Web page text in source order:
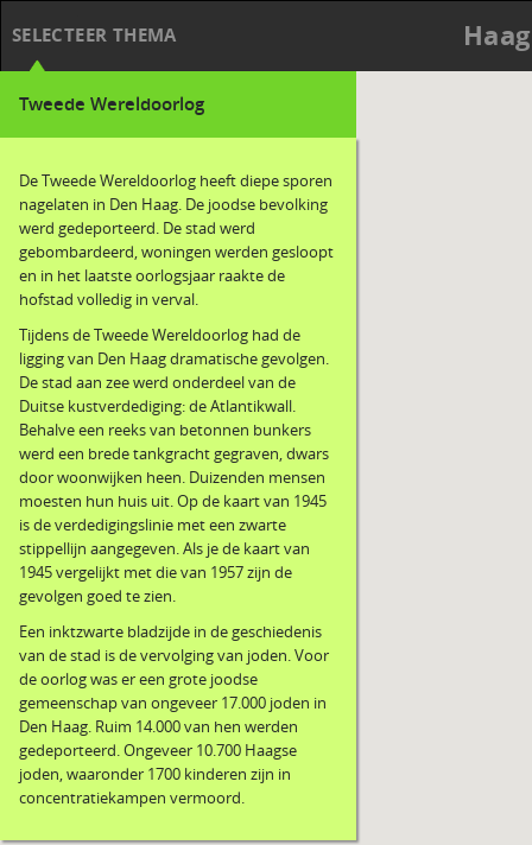
SELECTEER THEMA
Tweede Wereldoorlog
De Tweede Wereldoorlog heeft diepe sporen
nagelaten in Den Haag. De joodse bevolking
werd gedeporteerd. De stad werd
gebombardeerd, woningen werden gesloopt
en in het laatste oorlogsjaar raakte de
hofstad volledig in verval.
Tijdens de Tweede Wereldoorlog had de
ligging van Den Haag dramatische gevolgen.
De stad aan zee werd onderdeel van de
Duitse kustverdediging: de Atlantikwall.
Behalve een reeks van betonnen bunkers
werd een brede tankgracht gegraven, dwars
door woonwijken heen. Duizenden mensen
moesten hun huis uit. Op de kaart van 1945
is de verdedigingslinie met een zwarte
stippellijn aangegeven. Als je de kaart van
1945 vergelijkt met die van 1957 zijn de
gevolgen goed te zien.
Een inktzwarte bladzijde in de geschiedenis
van de stad is de vervolging van joden. Voor
de oorlog was er een grote joodse
gemeenschap van ongeveer 17.000 joden in
Den Haag. Ruim 14.000 van hen werden
gedeporteerd. Ongeveer 10.700 Haagse
joden, waaronder 1700 kinderen zijn in
concentratiekampen vermoord.